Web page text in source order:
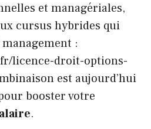
et managériales,
cursus hybrides qui
:
licence-droit-options-
est aujourd’hui
booster votre
.